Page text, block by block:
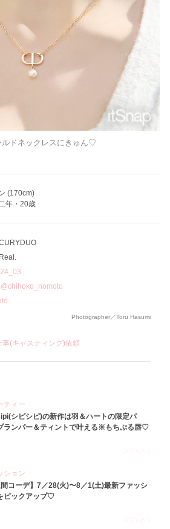
ルドネックレスにきゅん♡
(170cm)
年・20歳
@chihoko_nomoto
Photographer／Toru Hasumi
事(キャスティング)依頼
ティー
シピシピ)の新作は羽＆ハートの限定パ
ランパー＆ティントで叶える※もちぷる唇♡
ション
間コーデ】7／28(火)〜8／1(土)最新ファッシ
ピックアップ♡